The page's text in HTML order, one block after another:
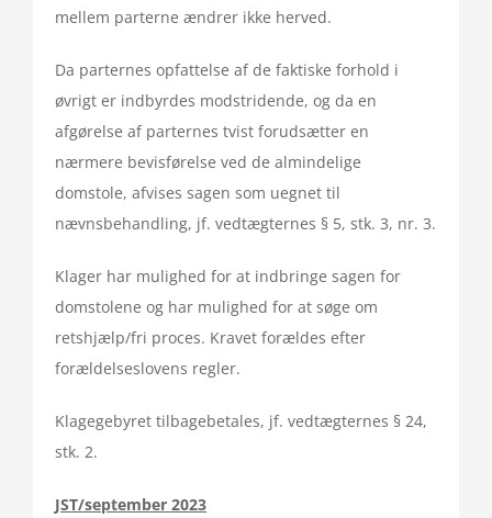
mellem parterne ændrer ikke herved.
Da parternes opfattelse af de faktiske forhold i
øvrigt er indbyrdes modstridende, og da en
afgørelse af parternes tvist forudsætter en
nærmere bevisførelse ved de almindelige
domstole, afvises sagen som uegnet til
nævnsbehandling, jf. vedtægternes § 5, stk. 3, nr. 3.
Klager har mulighed for at indbringe sagen for
domstolene og har mulighed for at søge om
retshjælp/fri proces. Kravet forældes efter
forældelseslovens regler.
Klagegebyret tilbagebetales, jf. vedtægternes § 24,
stk. 2.
JST/september 2023